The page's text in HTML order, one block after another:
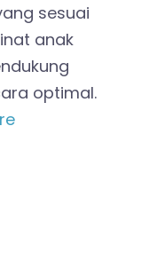
sesuai
anak
optimal.